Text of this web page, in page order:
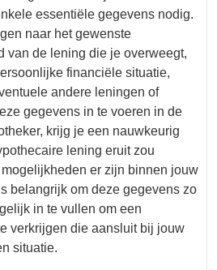
essentiële gegevens nodig.
naar het gewenste
van de lening die je overweegt,
financiële situatie,
andere leningen of
gegevens in te voeren in de
krijg je een nauwkeurig
lening eruit zou
er zijn binnen jouw
belangrijk om deze gegevens zo
in te vullen om een
verkrijgen die aansluit bij jouw
situatie.